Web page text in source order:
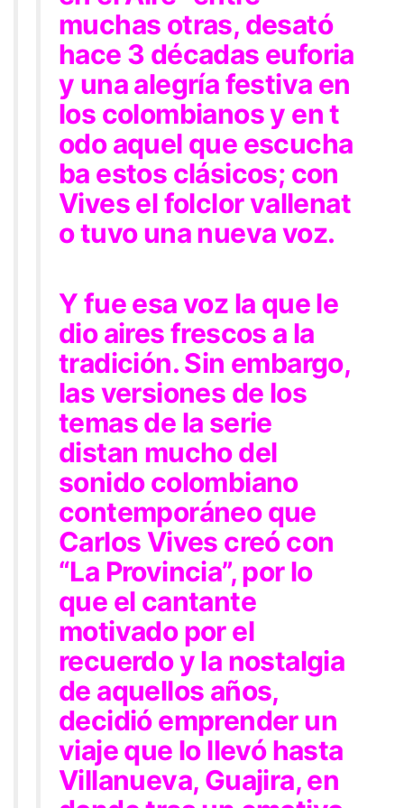
muchas otras, desató
hace 3 décadas euforia
y una alegría festiva en
los colombianos y en t
odo aquel que escucha
ba estos clásicos; con
Vives el folclor vallenat
o tuvo una nueva voz.
Y fue esa voz la que le
dio aires frescos a la
tradición. Sin embargo,
las versiones de los
temas de la serie
distan mucho del
sonido colombiano
contemporáneo que
Carlos Vives creó con
“La Provincia”, por lo
que el cantante
motivado por el
recuerdo y la nostalgia
de aquellos años,
decidió emprender un
viaje que lo llevó hasta
Villanueva, Guajira, en